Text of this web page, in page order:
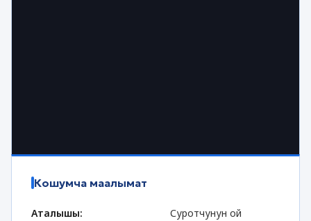
Кошумча маалымат
Аталышы:
Суротчунун ой